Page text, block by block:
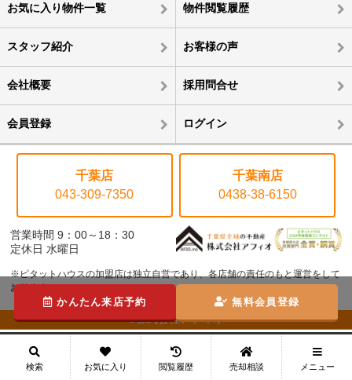
お気に入り物件一覧 物件閲覧履歴
スタッフ紹介 お客様の声
会社概要 採用問合せ
会員登録 ログイン
千葉店
043-309-7350
千葉南店
0438-38-6150
営業時間 9：00～18：30
定休日 水曜日
※ピタットハウスの加盟店は独立自営であり、各店舗の責任のもと運営をして
おります。
©株式会社アフィオ
かんたん来店予約 無料会員登録
検索 お気に入り 閲覧履歴 売却相談 メニュー